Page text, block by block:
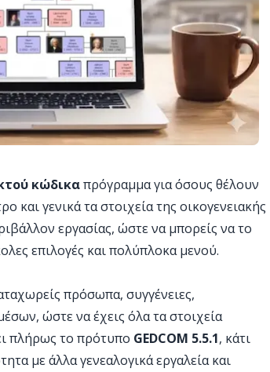
κώδικαπρόγραμμα για όσους θέλουν
και γενικά τα στοιχεία της οικογενειακής
εργασίας, ώστε να μπορείς να το
επιλογές και πολύπλοκα μενού.
πρόσωπα, συγγένειες,
ώστε να έχεις όλα τα στοιχεία
πλήρως το πρότυπο GEDCOM 5.5.1, κάτι
με άλλα γενεαλογικά εργαλεία και